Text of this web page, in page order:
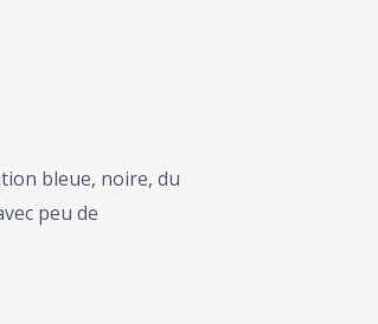
bleue, noire, du
peu de